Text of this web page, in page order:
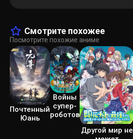
Смотрите похожее
Посмотрите похожие аниме
Почтенный
Юань
Войны
супер-
роботов
Другой мир не